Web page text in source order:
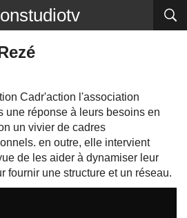
Cadr'action l'association
une réponse à leurs besoins en
un vivier de cadres
en outre, elle intervient
de les aider à dynamiser leur
fournir une structure et un réseau.